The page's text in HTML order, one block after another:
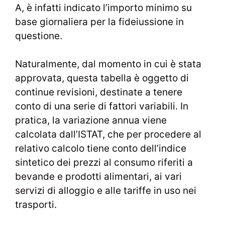
A, è infatti indicato l’importo minimo su
base giornaliera per la fideiussione in
questione.
Naturalmente, dal momento in cui è stata
approvata, questa tabella è oggetto di
continue revisioni, destinate a tenere
conto di una serie di fattori variabili. In
pratica, la variazione annua viene
calcolata dall’ISTAT, che per procedere al
relativo calcolo tiene conto dell’indice
sintetico dei prezzi al consumo riferiti a
bevande e prodotti alimentari, ai vari
servizi di alloggio e alle tariffe in uso nei
trasporti.